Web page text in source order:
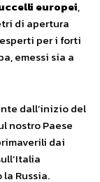
europei,
di apertura
per i forti
emessi sia a
dall’inizio del
nostro Paese
dai
Russia.